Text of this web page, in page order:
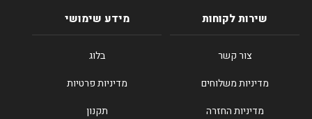
שירות לקוחות
צור קשר
מדיניות משלוחים
מדיניות החזרה
מידע שימושי
בלוג
מדיניות פרטיות
תקנון